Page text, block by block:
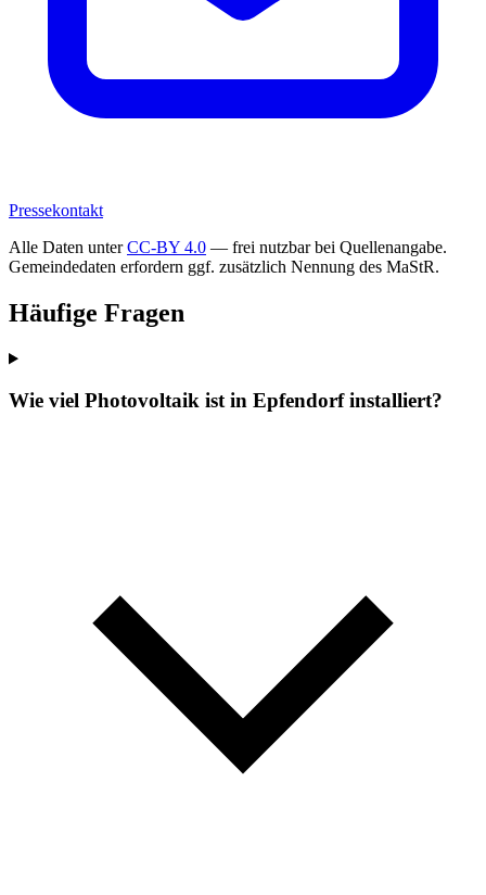
Pressekontakt
Alle Daten unterCC-BY 4.0 — frei nutzbar bei Quellenangabe.
Gemeindedaten erfordern ggf. zusätzlich Nennung des MaStR.
Häufige Fragen
Wie viel Photovoltaik ist in Epfendorf installiert?